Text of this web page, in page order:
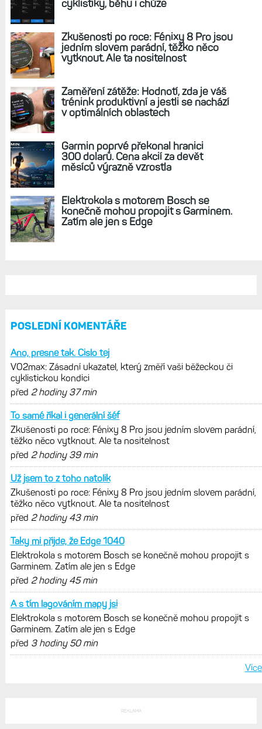
cyklistiky, běhu i chůze
Zkušenosti po roce: Fénixy 8 Pro jsou
jedním slovem parádní, těžko něco
vytknout. Ale ta nositelnost
Zaměření zátěže: Hodnotí, zda je váš
trénink produktivní a jestli se nachází
v optimálních oblastech
Garmin poprvé překonal hranici
300 dolarů. Cena akcií za devět
měsíců výrazně vzrostla
Elektrokola s motorem Bosch se
konečně mohou propojit s Garminem.
Zatím ale jen s Edge